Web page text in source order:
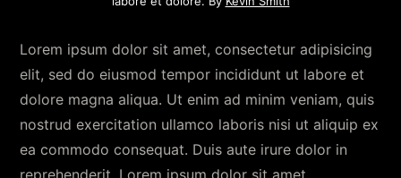
Lorem ipsum dolor sit amet, consectetur adipisicing
elit, sed do eiusmod tempor incididunt ut labore et
dolore magna aliqua. Ut enim ad minim veniam, quis
nostrud exercitation ullamco laboris nisi ut aliquip ex
ea commodo consequat. Duis aute irure dolor in
reprehenderit. Lorem ipsum dolor sit amet,